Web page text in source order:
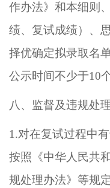
作办法》和本细则
绩、复试成绩）、
择优确定拟录取名
公示时间不少于10
八、监督及违规处理
1.对在复试过程中
按照 《中华人民共
规处理办法》等规定